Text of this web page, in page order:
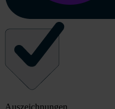
Auszeichnungen